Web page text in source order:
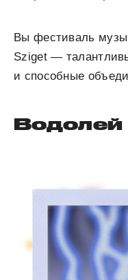
Вы фестиваль
Sziget —
и способные
Водолей